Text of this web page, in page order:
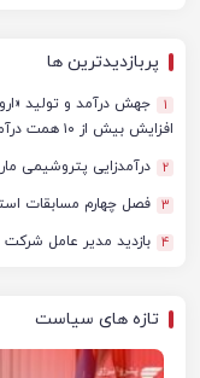
پربازدیدترین ها
1
جهش درآمد و تولید
افزایش بیش از ۱۰ همت درآمد پتروشیمی اروند در ۹ ماهه ۱۴۰۴
2 درآمدزایی پتروشیمی مارون
3 فصل چهارم مسابقات
4 بازدید مدیر عامل
تازه های سیاست